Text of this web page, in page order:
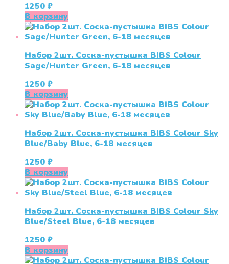
1250 ₽
В корзину
Набор 2шт. Соска-пустышка BIBS Colour
Sage/Hunter Green, 6-18 месяцев
1250 ₽
В корзину
Набор 2шт. Соска-пустышка BIBS Colour Sky
Blue/Baby Blue, 6-18 месяцев
1250 ₽
В корзину
Набор 2шт. Соска-пустышка BIBS Colour Sky
Blue/Steel Blue, 6-18 месяцев
1250 ₽
В корзину